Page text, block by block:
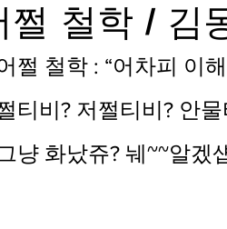
쩔 철학 / 김
쩔 철학 : “어차피 이
티비? 저쩔티비? 안
냥 화났쥬? 눼~~알겠